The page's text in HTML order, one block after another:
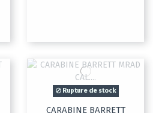
Rupture de stock
CARABINE BARRETT